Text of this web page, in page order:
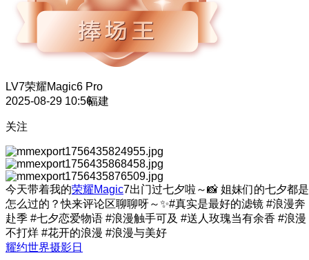
LV7荣耀Magic6 Pro
2025-08-29 10:56福建
关注
今天带着我的荣耀Magic7出门过七夕啦～📸 姐妹们的七夕都是
怎么过的？快来评论区聊聊呀～✨#真实是最好的滤镜 #浪漫奔
赴季 #七夕恋爱物语 #浪漫触手可及 #送人玫瑰当有余香 #浪漫
不打烊 #花开的浪漫 #浪漫与美好
耀约世界摄影日